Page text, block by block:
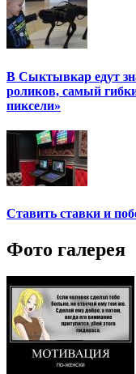
В Сыктывкар едут
роликов, самый
пиксели»
Ставить ставки и
Фото галерея